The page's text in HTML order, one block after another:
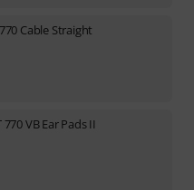
Cable Straight
770 VB Ear Pads II